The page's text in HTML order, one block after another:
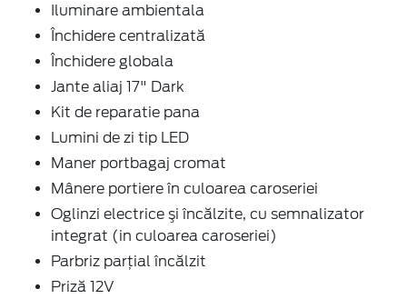
Iluminare ambientala
Închidere centralizată
Închidere globala
Jante aliaj 17" Dark
Kit de reparatie pana
Lumini de zi tip LED
Maner portbagaj cromat
Mânere portiere în culoarea caroseriei
Oglinzi electrice şi încălzite, cu semnalizator
integrat (in culoarea caroseriei)
Parbriz parţial încălzit
Priză 12V